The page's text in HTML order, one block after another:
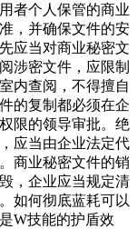
者个人保管的商业
，并确保文件的安
应当对商业秘密文
涉密文件，应限制
内查阅，不得擅自
的复制都必须在企
限的领导审批。绝
应当由企业法定代
商业秘密文件的销
，企业应当规定清
如何彻底蓝耗可以
W技能的护盾效